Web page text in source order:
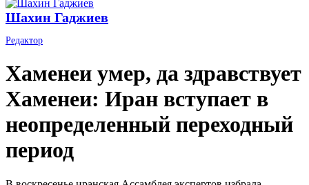
Шахин Гаджиев
Редактор
Хаменеи умер, да здравствует
Хаменеи: Иран вступает в
неопределенный переходный
период